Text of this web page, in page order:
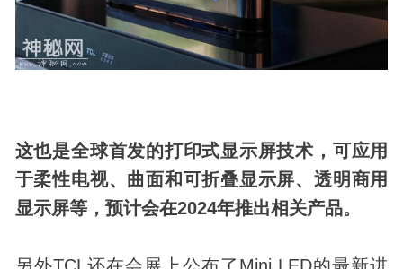
这也是全球首发的打印式显示屏技术，可应用
于柔性电视、曲面和可折叠显示屏、透明商用
显示屏等，预计会在2024年推出相关产品。